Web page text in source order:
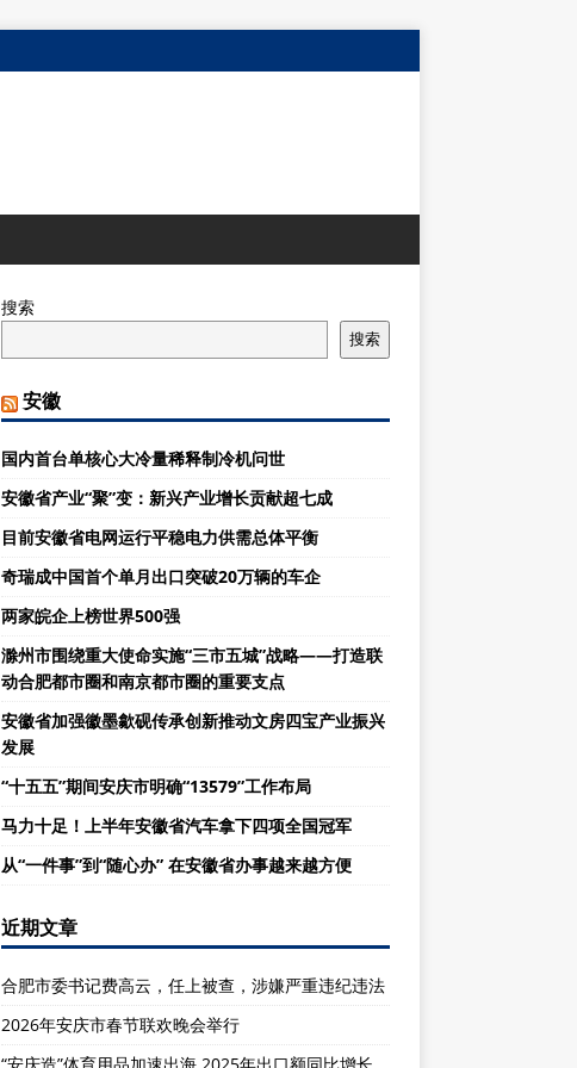
搜索
搜索
安徽
国内首台单核心大冷量稀释制冷机问世
安徽省产业“聚”变：新兴产业增长贡献超七成
目前安徽省电网运行平稳电力供需总体平衡
奇瑞成中国首个单月出口突破20万辆的车企
两家皖企上榜世界500强
滁州市围绕重大使命实施“三市五城”战略——打造联
动合肥都市圈和南京都市圈的重要支点
安徽省加强徽墨歙砚传承创新推动文房四宝产业振兴
发展
“十五五”期间安庆市明确“13579”工作布局
马力十足！上半年安徽省汽车拿下四项全国冠军
从“一件事”到“随心办” 在安徽省办事越来越方便
近期文章
合肥市委书记费高云，任上被查，涉嫌严重违纪违法
2026年安庆市春节联欢晚会举行